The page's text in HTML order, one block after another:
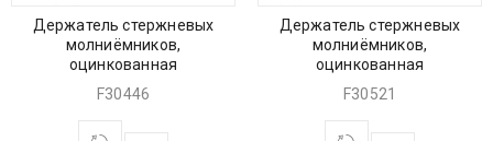
Держатель стержневых
молниёмников,
оцинкованная
F30446
Держатель стержневых
молниёмников,
оцинкованная
F30521